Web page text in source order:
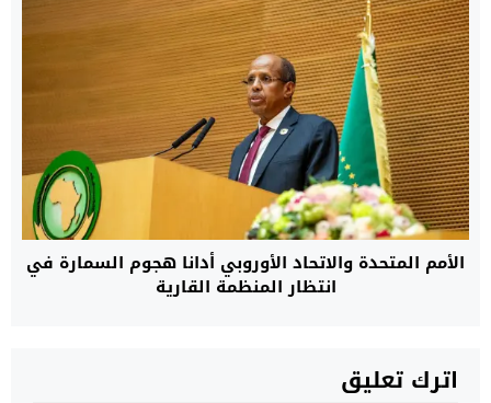
الأمم المتحدة والاتحاد الأوروبي أدانا هجوم السمارة في
انتظار المنظمة القارية
اترك تعليق